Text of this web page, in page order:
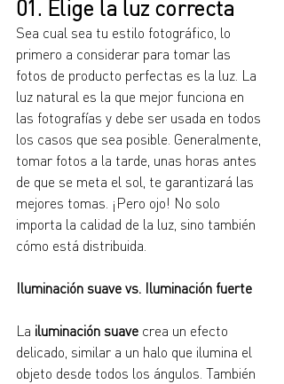
01. Elige la luz correcta
Sea cual sea tu estilo fotográfico, lo
primero a considerar para tomar las
fotos de producto perfectas es la luz. La
luz natural es la que mejor funciona en
las fotografías y debe ser usada en todos
los casos que sea posible. Generalmente,
tomar fotos a la tarde, unas horas antes
de que se meta el sol, te garantizará las
mejores tomas. ¡Pero ojo! No solo
importa la calidad de la luz, sino también
cómo está distribuida.
Iluminación suave vs. Iluminación fuerte
La iluminación suave crea un efecto
delicado, similar a un halo que ilumina el
objeto desde todos los ángulos. También